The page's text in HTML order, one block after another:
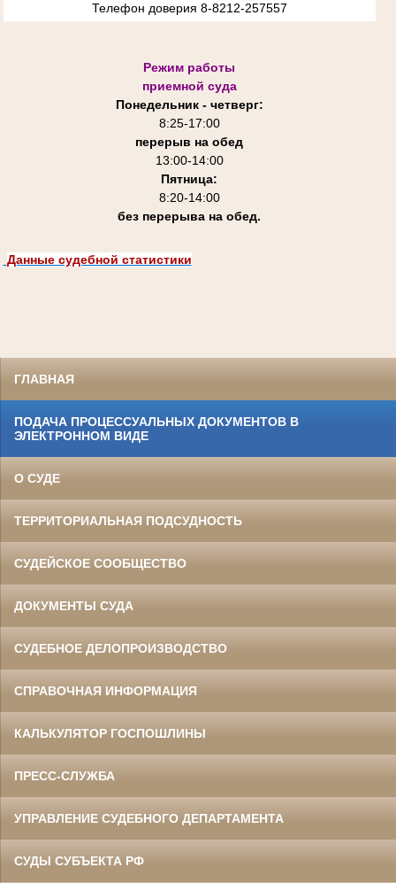
Телефон доверия 8-8212-257557
Режим работы
приемной суда
Понедельник - четверг:
8:25-17:00
перерыв на обед
13:00-14:00
Пятница:
8:20-14:00
без перерыва на обед.
Данные судебной статистики
ГЛАВНАЯ
ПОДАЧА ПРОЦЕССУАЛЬНЫХ ДОКУМЕНТОВ В
ЭЛЕКТРОННОМ ВИДЕ
О СУДЕ
ТЕРРИТОРИАЛЬНАЯ ПОДСУДНОСТЬ
СУДЕЙСКОЕ СООБЩЕСТВО
ДОКУМЕНТЫ СУДА
СУДЕБНОЕ ДЕЛОПРОИЗВОДСТВО
СПРАВОЧНАЯ ИНФОРМАЦИЯ
КАЛЬКУЛЯТОР ГОСПОШЛИНЫ
ПРЕСС-СЛУЖБА
УПРАВЛЕНИЕ СУДЕБНОГО ДЕПАРТАМЕНТА
СУДЫ СУБЪЕКТА РФ